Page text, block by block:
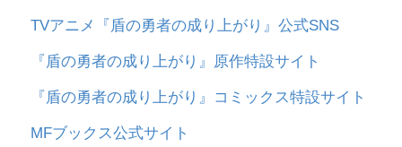
TVアニメ『盾の勇者の成り上がり』公式SNS
『盾の勇者の成り上がり』原作特設サイト
『盾の勇者の成り上がり』コミックス特設サイト
MFブックス公式サイト